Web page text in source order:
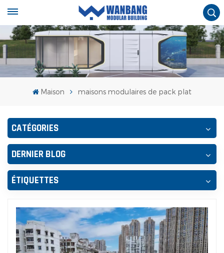
Maison maisons modulaires de pack plat
CATÉGORIES
DERNIER BLOG
ÉTIQUETTES